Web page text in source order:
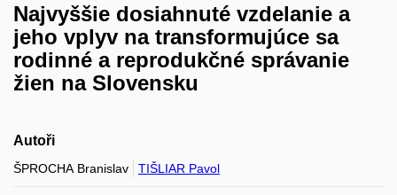
Najvyššie dosiahnuté vzdelanie a
jeho vplyv na transformujúce sa
rodinné a reprodukčné správanie
žien na Slovensku
Autoři
ŠPROCHA Branislav TIŠLIAR Pavol